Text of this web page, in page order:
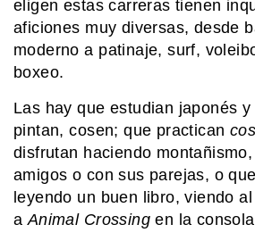
eligen estas carreras tienen
aficiones muy diversas, desde
moderno a patinaje, surf,
boxeo.
Las hay que estudian japonés
pintan, cosen; que practican
disfrutan haciendo
amigos o con sus parejas, o
leyendo un buen libro, viendo
aAnimal Crossingen la
SABER MAS
¿Qué diferencia
península y un
HISTORIA
Querido Mariano
las cartas de
Cuenca, su
de su partida
MI PAIS
24 de junio: ¿Por